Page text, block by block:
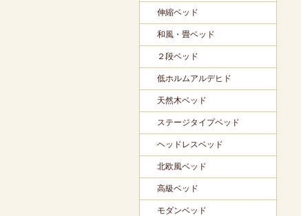
伸縮ベッド
和風・畳ベッド
２段ベッド
低ホルムアルデヒド
天然木ベッド
ステージタイプベッド
ヘッドレスベッド
北欧風ベッド
高級ベッド
モダンベッド